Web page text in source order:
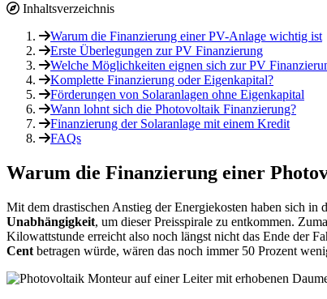
Inhaltsverzeichnis
Warum die Finanzierung einer PV-Anlage wichtig ist
Erste Überlegungen zur PV Finanzierung
Welche Möglichkeiten eignen sich zur PV
Komplette Finanzierung oder Eigenkapital?
Förderungen von Solaranlagen ohne Eigenkapital
Wann lohnt sich die Photovoltaik Finanzierung?
Finanzierung der Solaranlage mit einem Kredit
FAQs
Warum die Finanzierung einer
Mit dem drastischen Anstieg der Energiekosten haben sich in
Unabhängigkeit, um dieser Preisspirale zu entkommen.
Kilowattstunde erreicht also noch längst nicht das Ende der
Cent betragen würde, wären das noch immer 50 Prozent